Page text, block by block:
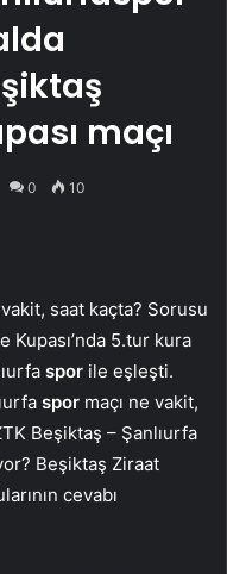
maçı
0 10
vakit, saat kaçta? Sorusu
Kupası’nda 5.tur kura
spor ile eşleşti.
spor maçı ne vakit,
Beşiktaş – Şanlıurfa
Beşiktaş Ziraat
cevabı